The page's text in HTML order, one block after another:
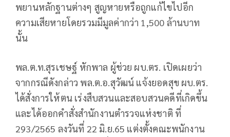
พยานหลักฐานต่างๆ สูญหายหรือถูกแก้ไขไปอีก
ความเสียหายโดยรวมมีมูลค่ากว่า 1,500 ล้านบาท
นั้น
พล.ต.ท.สุรเชษฐ์ หักพาล ผู้ช่วย ผบ.ตร. เปิดเผยว่า
จากกรณีดังกล่าว พล.ต.อ.สุวัฒน์ แจ้งยอดสุข ผบ.ตร.
ได้สั่งการให้ตน เร่งสืบสวนและสอบสวนคดีที่เกิดขึ้น
และได้ออกคำสั่งสำนักงานตำรวจแห่งชาติ ที่
293/2565 ลงวันที่ 22 มิ.ย.65 แต่งตั้งคณะพนักงาน